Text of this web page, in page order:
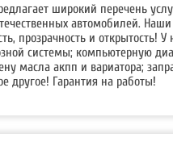
широкий перечень
автомобилей.
прозрачность и открытость!
системы; компьютерную
масла акпп и вариатора;
другое! Гарантия на работы!